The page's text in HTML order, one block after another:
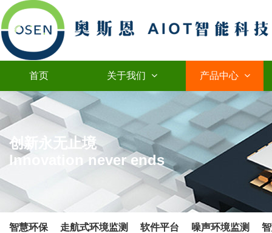
首页 关于我们 产品中心
创新永无止境
Innovation never ends
智慧环保 走航式环境监测 软件平台 噪声环境监测